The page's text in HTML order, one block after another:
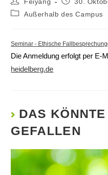
Feiyang
30.
Außerhalb des Campus
Seminar - Ethische
Die Anmeldung erfolgt per E-
heidelberg.de
DAS
GEFALLEN